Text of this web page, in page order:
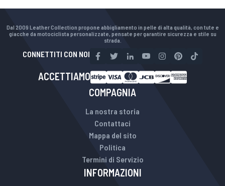
Dal 2009 Leather Collection propone abbigliamento in pelle di alta qualità, con tute e
giacche da motociclista personalizzate, pensate per garantire sicurezza e stile su
strada.
CONNETTITI CON NOI
ACCETTIAMO
COMPAGNIA
La nostra storia
Contattaci
Mappa del sito
Politica
Termini di Servizio
INFORMAZIONI